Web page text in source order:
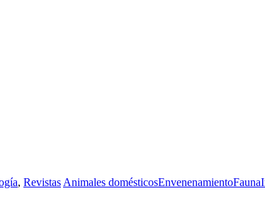
, Revistas Animales domésticosEnvenenamientoFauna